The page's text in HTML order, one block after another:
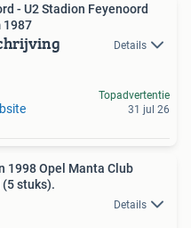
- U2 Stadion Feyenoord
1987
Details
Topadvertentie
31 jul 26
1998 Opel Manta Club
stuks).
Details